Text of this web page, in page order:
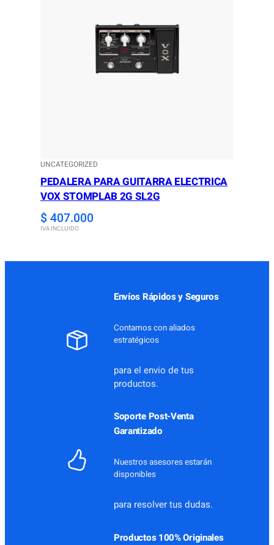
UNCATEGORIZED
PEDALERA PARA GUITARRA ELECTRICA
VOX STOMPLAB 2G SL2G
$ 407.000
IVA INCLUIDO
Envíos Rápidos y Seguros
Contamos con aliados
estratégicos
para el envio de tus
productos.
Soporte Post-Venta
Garantizado
Nuestros asesores estarán
disponibles
para resolver tus dudas.
Productos 100% Originales